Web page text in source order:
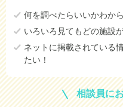
何を調べたらいいかわか
いろいろ見てもどの施設
ネットに掲載されている
たい！
相談員に